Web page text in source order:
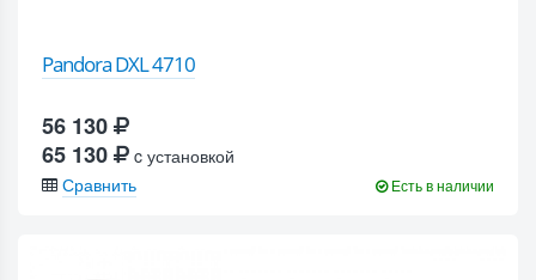
Pandora DXL 4710
56 130
65 130
c установкой
Сравнить
Есть в наличии